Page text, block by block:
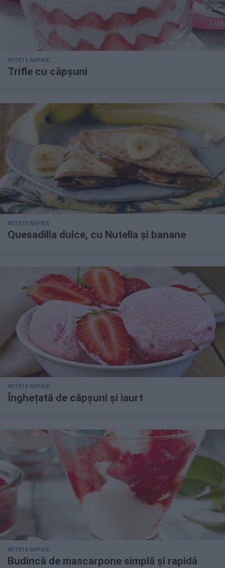
REȚETE RAPIDE
Trifle cu căpșuni
REȚETE RAPIDE
Quesadilla dulce, cu Nutella și banane
REȚETE RAPIDE
Înghețată de căpșuni și iaurt
REȚETE RAPIDE
Budincă de mascarpone simplă și rapidă